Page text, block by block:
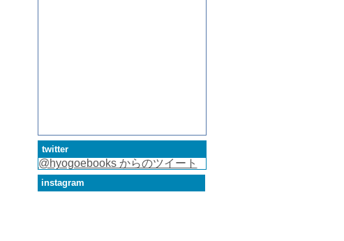
twitter
@hyogoebooks からのツイート
instagram